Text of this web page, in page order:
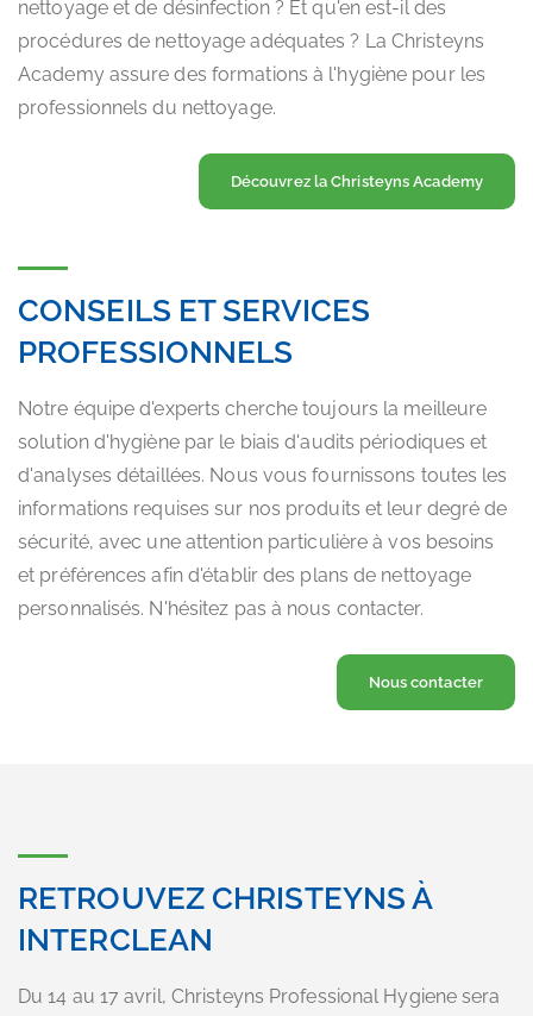
nettoyage et de désinfection ? Et qu'en est-il des
procédures de nettoyage adéquates ? La Christeyns
Academy assure des formations à l'hygiène pour les
professionnels du nettoyage.
Découvrez la Christeyns Academy
CONSEILS ET SERVICES
PROFESSIONNELS
Notre équipe d'experts cherche toujours la meilleure
solution d'hygiène par le biais d'audits périodiques et
d'analyses détaillées. Nous vous fournissons toutes les
informations requises sur nos produits et leur degré de
sécurité, avec une attention particulière à vos besoins
et préférences afin d'établir des plans de nettoyage
personnalisés. N'hésitez pas à nous contacter.
Nous contacter
RETROUVEZ CHRISTEYNS À
INTERCLEAN
Du 14 au 17 avril, Christeyns Professional Hygiene sera